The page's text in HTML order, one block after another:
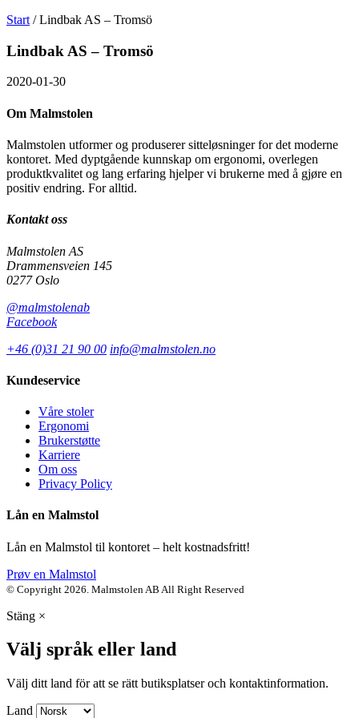
Søk
Malmstolen.no
Välj
Start /Lindbak AS – Tromsö
Lindbak AS – Tromsö
2020-01-30
Om Malmstolen
Malmstolen utformer og produserer sitteløsninger for det moderne
kontoret. Med dyptgående kunnskap om ergonomi, overlegen
produktkvalitet og lang erfaring hjelper vi brukerne med å gjøre en
positiv endring. For alltid.
Kontakt oss
Malmstolen AS
Drammensveien 145
0277 Oslo
@malmstolenab
Facebook
+46 (0)31 21 90 00 info@malmstolen.no
Kundeservice
Våre stoler
Ergonomi
Brukerstøtte
Karriere
Om oss
Privacy Policy
Lån en Malmstol
Lån en Malmstol til kontoret – helt kostnadsfritt!
Prøv en Malmstol
© Copyright 2026. Malmstolen AB All Right Reserved
Stäng ×
Välj språk eller land
Välj ditt land för att se rätt butiksplatser och kontaktinformation.
Land